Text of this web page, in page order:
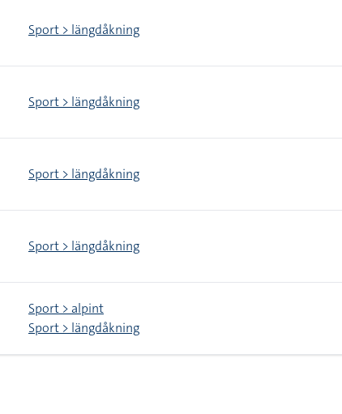
Sport > längdåkning
Sport > längdåkning
Sport > längdåkning
Sport > längdåkning
Sport > alpint
Sport > längdåkning